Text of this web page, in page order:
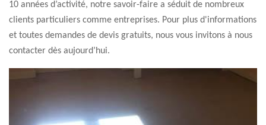
10 années d’activité, notre savoir-faire a séduit de nombreux
clients particuliers comme entreprises. Pour plus d'informations
et toutes demandes de devis gratuits, nous vous invitons à nous
contacter dès aujourd’hui.